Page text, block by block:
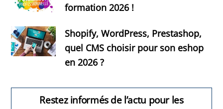
formation 2026 !
Shopify, WordPress, Prestashop,
quel CMS choisir pour son eshop
en 2026 ?
Restez informés de l’actu pour les